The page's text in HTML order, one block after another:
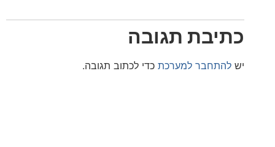
תגובה
למערכתכדי לכתוב תגובה.